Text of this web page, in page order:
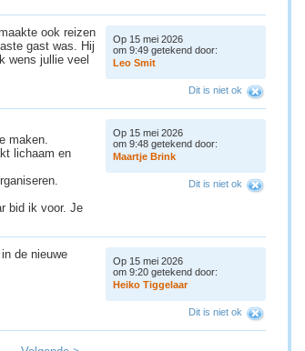
ook reizen
gast was. Hij
wens jullie veel
Op 15 mei 2026
om 9:49 getekend door:
Leo Smit
Dit is niet ok
maken.
lichaam en
bid ik voor. Je
Op 15 mei 2026
om 9:48 getekend door:
Maartje Brink
Dit is niet ok
de nieuwe
Op 15 mei 2026
om 9:20 getekend door:
Heiko Tiggelaar
Dit is niet ok